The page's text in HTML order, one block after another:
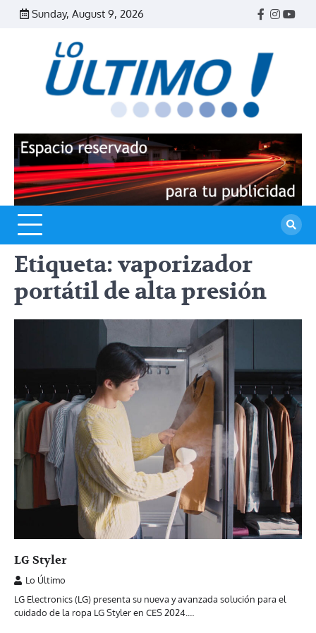
Skip
Sunday, August 9, 2026
Facebook
Etiqueta:vaporizador
portátil de alta presión
LG Styler
Lo Último
LG Electronics (LG) presenta su nueva y avanzada solución para el
cuidado de la ropa LG Styler en CES 2024.…